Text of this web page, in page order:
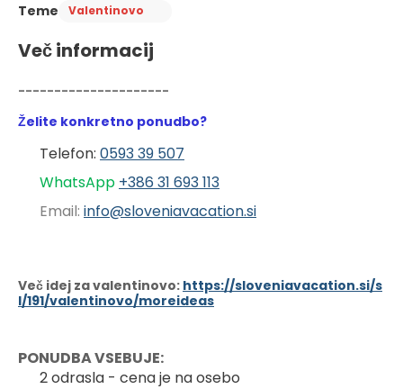
Teme
Valentinovo
Več informacij
---------------------
Želite konkretno ponudbo?
Telefon: 0593 39 507
WhatsApp +386 31 693 113
Email: info@sloveniavacation.si
Več idej za valentinovo: https://sloveniavacation.si/s
l/191/valentinovo/moreideas
PONUDBA VSEBUJE:
2 odrasla - cena je na osebo